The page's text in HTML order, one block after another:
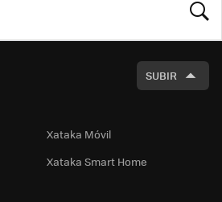
SUBIR
Xataka Móvil
Xataka Smart Home